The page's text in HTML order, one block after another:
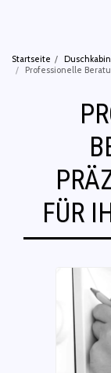
Startseite
Professionelle
ÜR